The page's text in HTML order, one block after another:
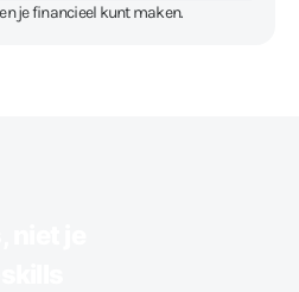
je financieel kunt maken.